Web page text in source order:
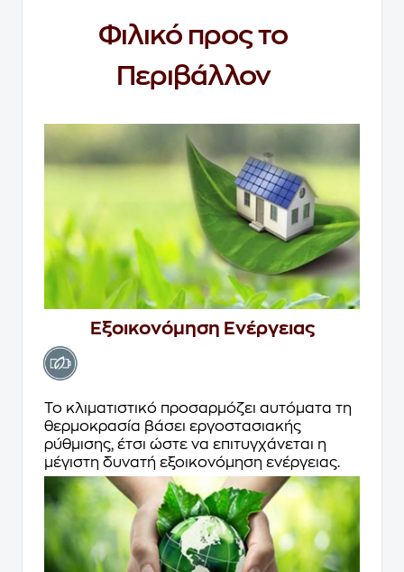
Φιλικό προς το
Περιβάλλον
Εξοικονόμηση Ενέργειας
Το κλιματιστικό προσαρμόζει αυτόματα τη
θερμοκρασία βάσει εργοστασιακής
ρύθμισης, έτσι ώστε να επιτυγχάνεται η
μέγιστη δυνατή εξοικονόμηση ενέργειας.